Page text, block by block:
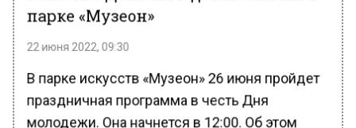
парке «Музеон»
22 июня 2022, 09:30
В парке искусств «Музеон» 26 июня пройдет
праздничная программа в честь Дня
молодежи. Она начнется в 12:00. Об этом